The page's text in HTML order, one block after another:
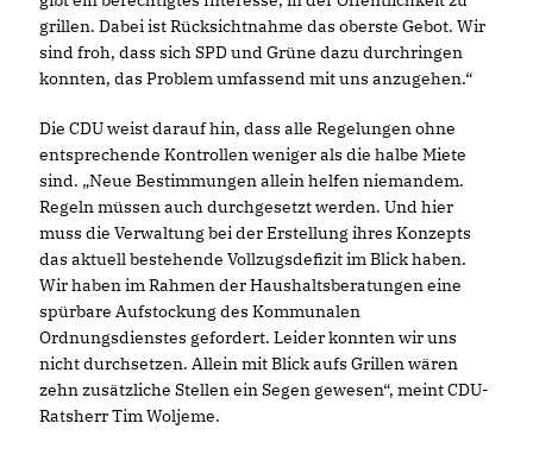
grillen. Dabei ist Rücksichtnahme das oberste Gebot. Wir
sind froh, dass sich SPD und Grüne dazu durchringen
konnten, das Problem umfassend mit uns anzugehen.“
Die CDU weist darauf hin, dass alle Regelungen ohne
entsprechende Kontrollen weniger als die halbe Miete
sind. „Neue Bestimmungen allein helfen niemandem.
Regeln müssen auch durchgesetzt werden. Und hier
muss die Verwaltung bei der Erstellung ihres Konzepts
das aktuell bestehende Vollzugsdefizit im Blick haben.
Wir haben im Rahmen der Haushaltsberatungen eine
spürbare Aufstockung des Kommunalen
Ordnungsdienstes gefordert. Leider konnten wir uns
nicht durchsetzen. Allein mit Blick aufs Grillen wären
zehn zusätzliche Stellen ein Segen gewesen“, meint CDU-
Ratsherr Tim Woljeme.